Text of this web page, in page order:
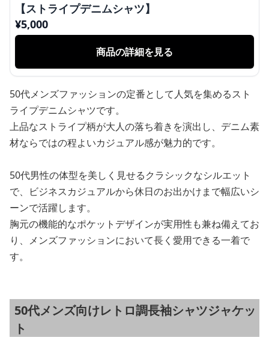
【ストライプデニムシャツ】
¥5,000
商品の詳細を見る
50代メンズファッションの定番として人気を集めるスト
ライプデニムシャツです。
上品なストライプ柄が大人の落ち着きを演出し、デニム素
材ならではの程よいカジュアル感が魅力的です。
50代男性の体型を美しく見せるクラシックなシルエット
で、ビジネスカジュアルから休日のお出かけまで幅広いシ
ーンで活躍します。
胸元の機能的なポケットデザインが実用性も兼ね備えてお
り、メンズファッションにおいて長く愛用できる一着で
す。
50代メンズ向けレトロ調長袖シャツジャケッ
ト